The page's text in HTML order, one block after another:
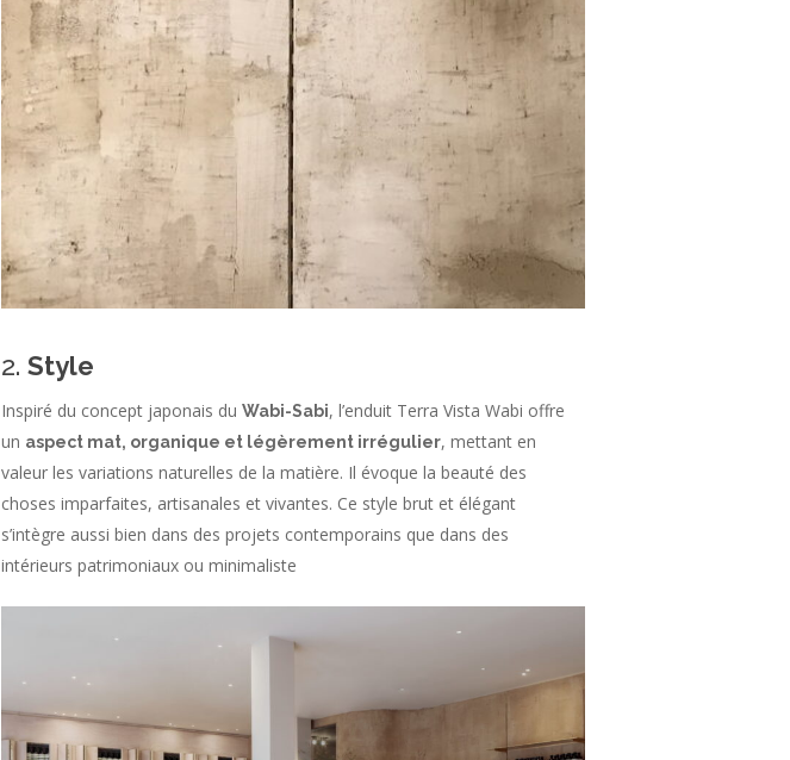
2.Style
Inspiré du concept japonais duWabi-Sabi, l’enduit Terra Vista Wabi offre
un aspect mat, organique et légèrement irrégulier, mettant en
valeur les variations naturelles de la matière. Il évoque la beauté des
choses imparfaites, artisanales et vivantes. Ce style brut et élégant
s’intègre aussi bien dans des projets contemporains que dans des
intérieurs patrimoniaux ou minimaliste